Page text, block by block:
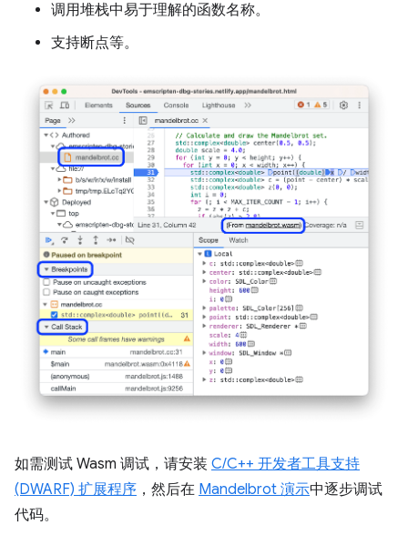
调用堆栈中易于理解的函数名称。
支持断点等。
如需测试 Wasm 调试，请安装 C/C++ 开发者工具支持
(DWARF) 扩展程序 ，然后在 Mandelbrot 演示中逐步调试
代码。